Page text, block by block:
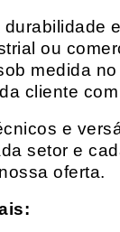
ou
medida
cliente
e
setor e
oferta.